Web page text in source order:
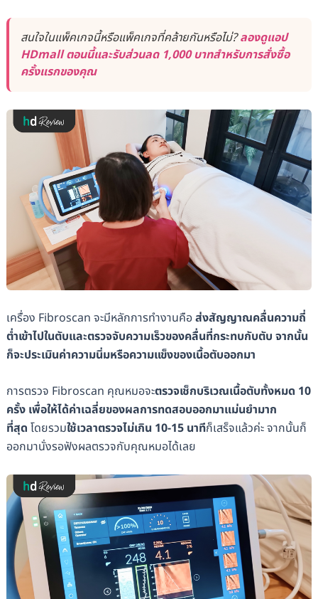
สนใจในแพ็คเกจนี้หรือแพ็คเกจที่คล้ายกันหรือไม่?ลองดูแอป
HDmall ตอนนี้และรับส่วนลด 1,000 บาทสำหรับการสั่งซื้อ
ครั้งแรกของคุณ
เครื่อง Fibroscan จะมีหลักการทำงานคือส่งสัญญาณคลื่นความถี่
ต่ำเข้าไปในตับและตรวจจับความเร็วของคลื่นที่กระทบกับตับ จากนั้น
ก็จะประเมินค่าความนิ่มหรือความแข็งของเนื้อตับออกมา
การตรวจ Fibroscan คุณหมอจะตรวจเช็กบริเวณเนื้อตับทั้งหมด 10
ครั้ง เพื่อให้ได้ค่าเฉลี่ยของผลการทดสอบออกมาแม่นยำมาก
ที่สุด โดยรวมใช้เวลาตรวจไม่เกิน 10-15 นาทีก็เสร็จแล้วค่ะ จากนั้นก็
ออกมานั่งรอฟังผลตรวจกับคุณหมอได้เลย